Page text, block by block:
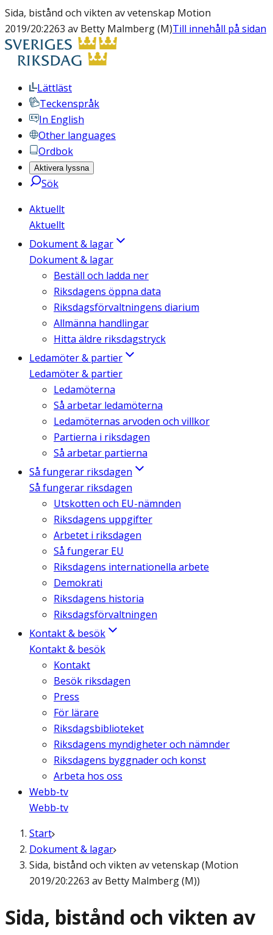
Sida, bistånd och vikten av vetenskap Motion
2019/20:2263 av Betty Malmberg (M)Till innehåll på sidan
Lättläst
Teckenspråk
In English
Other languages
Ordbok
Aktivera lyssna
Sök
Aktuellt
Aktuellt
Dokument & lagar
Dokument & lagar
Beställ och ladda ner
Riksdagens öppna data
Riksdagsförvaltningens diarium
Allmänna handlingar
Hitta äldre riksdagstryck
Ledamöter & partier
Ledamöter & partier
Ledamöterna
Så arbetar ledamöterna
Ledamöternas arvoden och villkor
Partierna i riksdagen
Så arbetar partierna
Så fungerar riksdagen
Så fungerar riksdagen
Utskotten och EU-nämnden
Riksdagens uppgifter
Arbetet i riksdagen
Så fungerar EU
Riksdagens internationella arbete
Demokrati
Riksdagens historia
Riksdagsförvaltningen
Kontakt & besök
Kontakt & besök
Kontakt
Besök riksdagen
Press
För lärare
Riksdagsbiblioteket
Riksdagens myndigheter och nämnder
Riksdagens byggnader och konst
Arbeta hos oss
Webb-tv
Webb-tv
Start
Dokument & lagar
Sida, bistånd och vikten av vetenskap (Motion
2019/20:2263 av Betty Malmberg (M))
Sida, bistånd och vikten av